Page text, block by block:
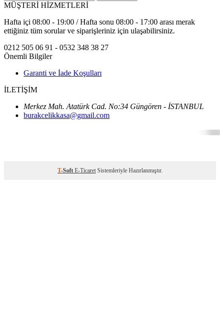
MÜŞTERİ HİZMETLERİ
Hafta içi 08:00 - 19:00 / Hafta sonu 08:00 - 17:00 arası merak
ettiğiniz tüm sorular ve siparişleriniz için ulaşabilirsiniz.
0212 505 06 91 - 0532 348 38 27
Önemli Bilgiler
Garanti ve İade Koşulları
İLETİŞİM
Merkez Mah. Atatürk Cad. No:34 Güngören - İSTANBUL
burakcelikkasa@gmail.com
T-Soft E-Ticaret Sistemleriyle Hazırlanmıştır.